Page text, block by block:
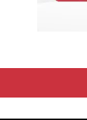
Page 1